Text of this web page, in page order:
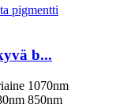
b...